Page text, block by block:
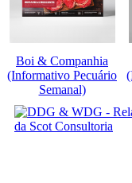
Boi & Companhia
(Informativo Pecuário
Semanal)